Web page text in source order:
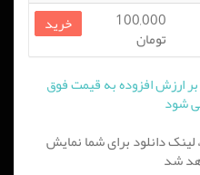
100,000
تومان
خرید
مالیات بر ارزش افزوده به قیمت فوق
شود
دانلود برای شما نمایش
شد